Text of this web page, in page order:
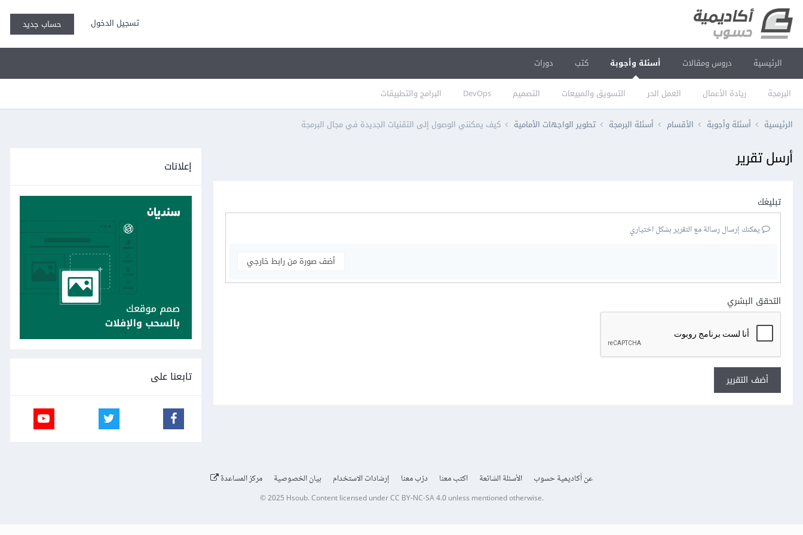
تسجيل الدخول حساب جديد
الرئيسية دروس ومقالات أسئلة وأجوبة
البرمجة ريادة الأعمال العمل الحر التسويق والمبيعات التصميم DevOps البرامج والتطبيقات
كتب دورات
الرئيسية أسئلة وأجوبة الأقسام أسئلة البرمجة تطوير الواجهات الأمامية كيف يمكنني الوصول إلى التقنيات الجديدة في مجال البرمجة
أرسل تقرير
تبليغك
يمكنك إرسال رسالة مع التقرير بشكل اختياري
أضف صورة من رابط خارجي
التحقق البشري
أضف التقرير
إعلانات
تابعنا على
عن أكاديمية حسوب الأسئلة الشائعة اكتب معنا درّب معنا إرشادات الاستخدام بيان الخصوصية مركز المساعدة
© 2025 Hsoub.Content licensed underCC BY-NC-SA 4.0unless mentioned otherwise.